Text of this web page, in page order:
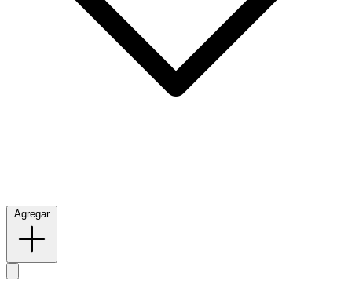
Agregar